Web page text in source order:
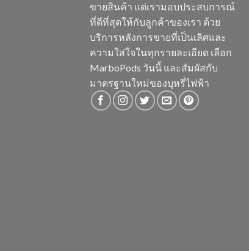
ขายสินค้า แต่เรามอบประสบการณ์
ที่ดีที่สุดให้กับลูกค้าของเรา ด้วย
บริการหลังการขายที่เป็นเลิศและ
ความใส่ใจในทุกรายละเอียด เลือก
MarboPods วันนี้ และสัมผัสกับ
มาตรฐานใหม่ของบุหรี่ไฟฟ้า